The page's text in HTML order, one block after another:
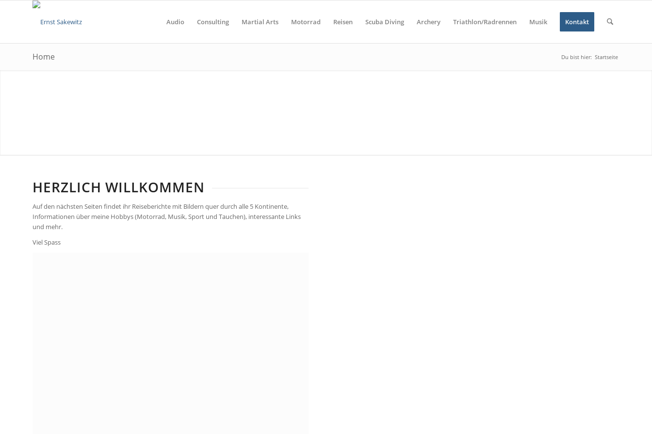
Audio Consulting Martial Arts Motorrad Reisen Scuba Diving Archery Triathlon/Radrennen Musik Kontakt
Home Du bist hier: Startseite
HERZLICH WILLKOMMEN
Auf den nächsten Seiten findet ihr Reiseberichte mit Bildern quer durch alle 5 Kontinente,
Informationen über meine Hobbys (Motorrad, Musik, Sport und Tauchen), interessante Links
und mehr.
Viel Spass